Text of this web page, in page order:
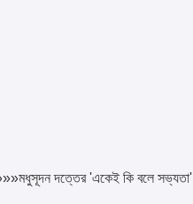
»»»মধুসূদন দত্তের 'একেই কি বলে সভ্যতা'